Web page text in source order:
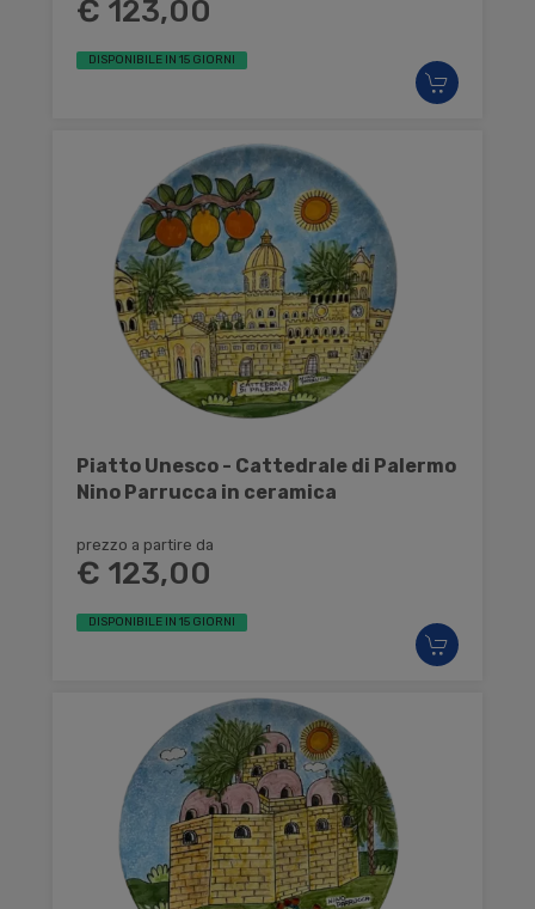
€ 123,00
DISPONIBILE IN 15 GIORNI
Piatto Unesco - Cattedrale di Palermo
Nino Parrucca in ceramica
prezzo a partire da
€ 123,00
DISPONIBILE IN 15 GIORNI